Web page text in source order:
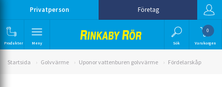
Privatperson Företag
Produkter Meny Sök
0
Varukorgen
Startsida Golvvärme Uponor vattenburen golvvärme Fördelarskåp